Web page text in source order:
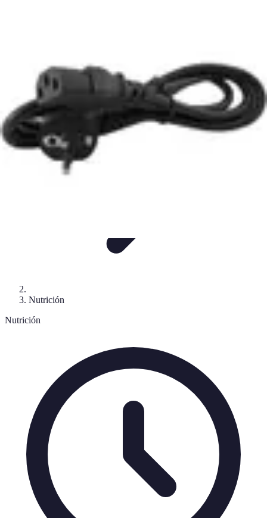
Nutrición
Nutrición